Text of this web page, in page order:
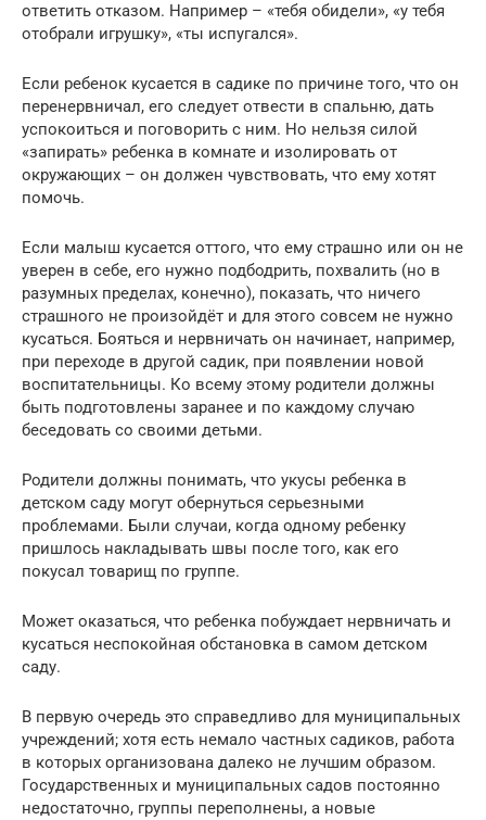
ответить отказом. Например – «тебя обидели», «у тебя
отобрали игрушку», «ты испугался».
Если ребенок кусается в садике по причине того, что он
перенервничал, его следует отвести в спальню, дать
успокоиться и поговорить с ним. Но нельзя силой
«запирать» ребенка в комнате и изолировать от
окружающих – он должен чувствовать, что ему хотят
помочь.
Если малыш кусается оттого, что ему страшно или он не
уверен в себе, его нужно подбодрить, похвалить (но в
разумных пределах, конечно), показать, что ничего
страшного не произойдёт и для этого совсем не нужно
кусаться. Бояться и нервничать он начинает, например,
при переходе в другой садик, при появлении новой
воспитательницы. Ко всему этому родители должны
быть подготовлены заранее и по каждому случаю
беседовать со своими детьми.
Родители должны понимать, что укусы ребенка в
детском саду могут обернуться серьезными
проблемами. Были случаи, когда одному ребенку
пришлось накладывать швы после того, как его
покусал товарищ по группе.
Может оказаться, что ребенка побуждает нервничать и
кусаться неспокойная обстановка в самом детском
саду.
В первую очередь это справедливо для муниципальных
учреждений; хотя есть немало частных садиков, работа
в которых организована далеко не лучшим образом.
Государственных и муниципальных садов постоянно
недостаточно, группы переполнены, а новые